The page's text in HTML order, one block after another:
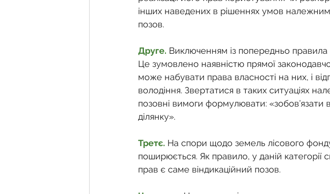
інших наведених в рішеннях умов
позов.
Друге. Виключенням із попередньо
Це зумовлено наявністю прямої
може набувати права власності на них, і
володіння. Звертатися в таких ситуаціях
позовні вимоги формулювати: «зобов’язати
ділянку».
Третє. На спори щодо земель лісового
поширюється. Як правило, у даній
прав є саме віндикаційний позов.